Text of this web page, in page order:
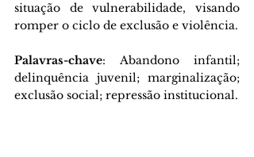
situação de vulnerabilidade, visando
romper o ciclo de exclusão e violência.
Palavras-chave: Abandono infantil;
delinquência juvenil; marginalização;
exclusão social; repressão institucional.